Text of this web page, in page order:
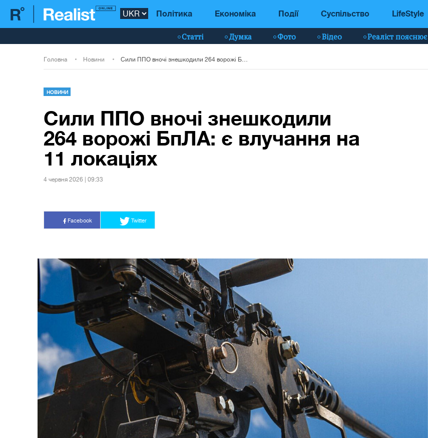
Політика Економіка Події Суспільство LifeStyle
Статті Думка Фото Відео Реаліст пояснює
Головна Новини
НОВИНИ
Сили ППО вночі знешкодили
264 ворожі БпЛА: є влучання на
11 локаціях
4 червня 2026 | 09:33
Facebook Twitter